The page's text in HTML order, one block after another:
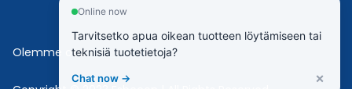
Olemme osaEsbeconia.
Online now
Tarvitsetko apua oikean tuotteen löytämiseen tai
teknisiä tuotetietoja?
Chat now → ×